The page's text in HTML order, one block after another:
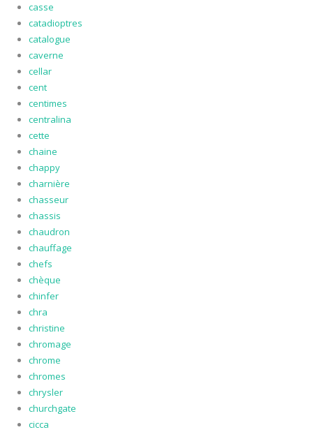
casse
catadioptres
catalogue
caverne
cellar
cent
centimes
centralina
cette
chaine
chappy
charnière
chasseur
chassis
chaudron
chauffage
chefs
chèque
chinfer
chra
christine
chromage
chrome
chromes
chrysler
churchgate
cicca